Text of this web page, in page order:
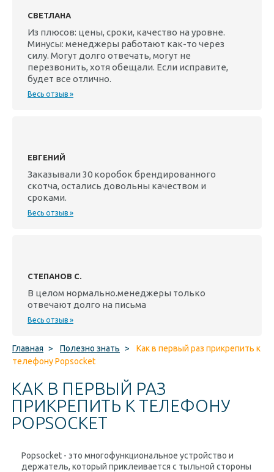
СВЕТЛАНА
Из плюсов: цены, сроки, качество на уровне.
Минусы: менеджеры работают как-то через
силу. Могут долго отвечать, могут не
перезвонить, хотя обещали. Если исправите,
будет все отлично.
Весь отзыв »
ЕВГЕНИЙ
Заказывали 30 коробок брендированного
скотча, остались довольны качеством и
сроками.
Весь отзыв »
СТЕПАНОВ С.
В целом нормально.менеджеры только
отвечают долго на письма
Весь отзыв »
Главная > Полезно знать >
Как в первый раз прикрепить к
телефону Popsocket
КАК В ПЕРВЫЙ РАЗ
ПРИКРЕПИТЬ К ТЕЛЕФОНУ
POPSOCKET
Popsocket - это многофункциональное устройство и
держатель, который приклеивается с тыльной стороны